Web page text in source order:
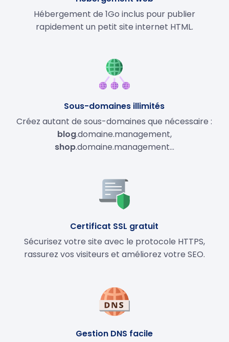
Hébergement de 1Go inclus pour publier
rapidement un petit site internet HTML.
Sous-domaines illimités
Créez autant de sous-domaines que nécessaire :
blog.domaine.management,
shop.domaine.management…
Certificat SSL gratuit
Sécurisez votre site avec le protocole HTTPS,
rassurez vos visiteurs et améliorez votre SEO.
Gestion DNS facile